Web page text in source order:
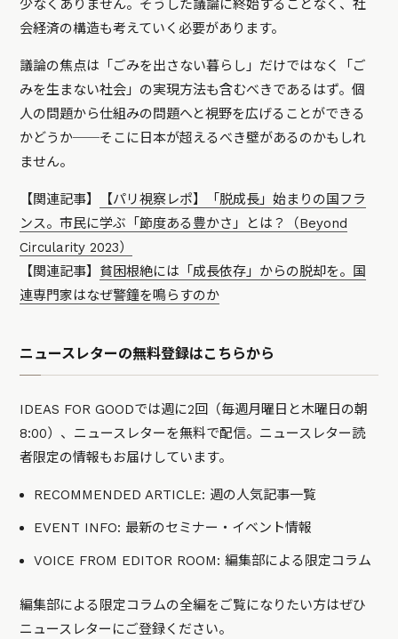
少なくありません。そうした議論に終始することなく、社
会経済の構造も考えていく必要があります。
議論の焦点は「ごみを出さない暮らし」だけではなく「ご
みを生まない社会」の実現方法も含むべきであるはず。個
人の問題から仕組みの問題へと視野を広げることができる
かどうか──そこに日本が超えるべき壁があるのかもしれ
ません。
【関連記事】
【パリ視察レポ】「脱成長」始まりの国フラ
ンス。市民に学ぶ「節度ある豊かさ」とは？（Beyond
Circularity 2023）
【関連記事】 貧困根絶には「成長依存」からの脱却を。国
連専門家はなぜ警鐘を鳴らすのか
ニュースレターの無料登録はこちらから
IDEAS FOR GOODでは週に2回（毎週月曜日と木曜日の朝
8:00）、ニュースレターを無料で配信。ニュースレター読
者限定の情報もお届けしています。
RECOMMENDED ARTICLE: 週の人気記事一覧
EVENT INFO: 最新のセミナー・イベント情報
VOICE FROM EDITOR ROOM: 編集部による限定コラム
編集部による限定コラムの全編をご覧になりたい方はぜひ
ニュースレターにご登録ください。